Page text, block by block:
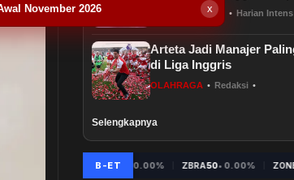
EKONOMI BISNIS • Harian Intens
Arteta Jadi Manajer Paling Senior
di Liga Inggris
OLAHRAGA • Redaksi •
Selengkapnya
x
November 2026